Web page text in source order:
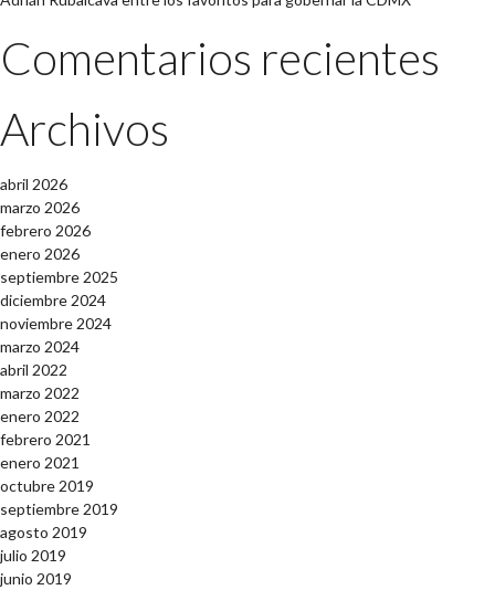
Comentarios recientes
Archivos
abril 2026
marzo 2026
febrero 2026
enero 2026
septiembre 2025
diciembre 2024
noviembre 2024
marzo 2024
abril 2022
marzo 2022
enero 2022
febrero 2021
enero 2021
octubre 2019
septiembre 2019
agosto 2019
julio 2019
junio 2019